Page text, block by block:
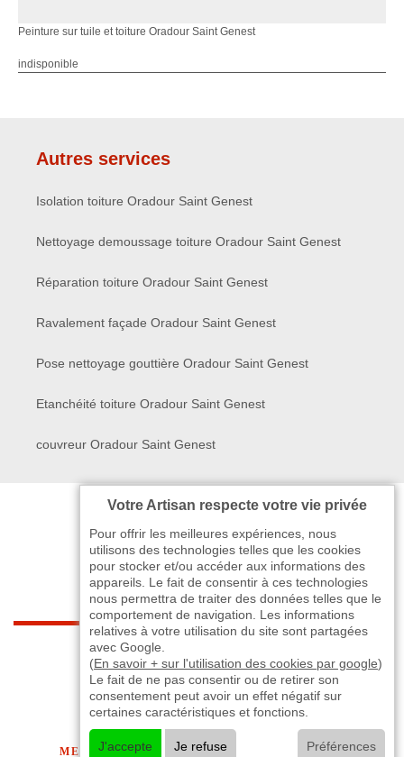
Peinture sur tuile et toiture Oradour Saint Genest
indisponible
Autres services
Isolation toiture Oradour Saint Genest
Nettoyage demoussage toiture Oradour Saint Genest
Réparation toiture Oradour Saint Genest
Ravalement façade Oradour Saint Genest
Pose nettoyage gouttière Oradour Saint Genest
Etanchéité toiture Oradour Saint Genest
couvreur Oradour Saint Genest
indisponible - indisponible>
©2024 - 2026 TOUT DROIT RÉSERVÉ
MENTIONS LÉGALES-CONTACTEZ-NOUS
Votre Artisan respecte votre vie privée
Pour offrir les meilleures expériences, nous
utilisons des technologies telles que les cookies
pour stocker et/ou accéder aux informations des
appareils. Le fait de consentir à ces technologies
nous permettra de traiter des données telles que le
comportement de navigation. Les informations
relatives à votre utilisation du site sont partagées
avec Google.
(En savoir + sur l'utilisation des cookies par google)
Le fait de ne pas consentir ou de retirer son
consentement peut avoir un effet négatif sur
certaines caractéristiques et fonctions.
J'accepte Je refuse Préférences